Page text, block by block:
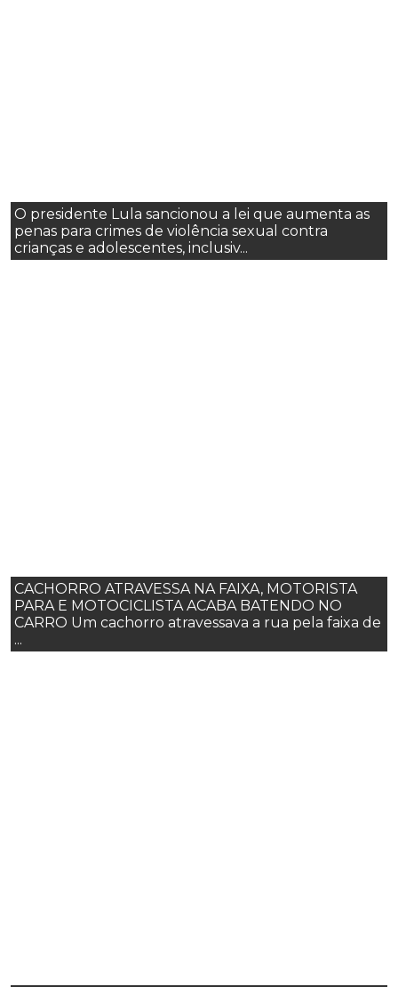
O presidente Lula sancionou a lei que aumenta as
penas para crimes de violência sexual contra
crianças e adolescentes, inclusiv...
CACHORRO ATRAVESSA NA FAIXA, MOTORISTA
PARA E MOTOCICLISTA ACABA BATENDO NO
CARRO Um cachorro atravessava a rua pela faixa de
...